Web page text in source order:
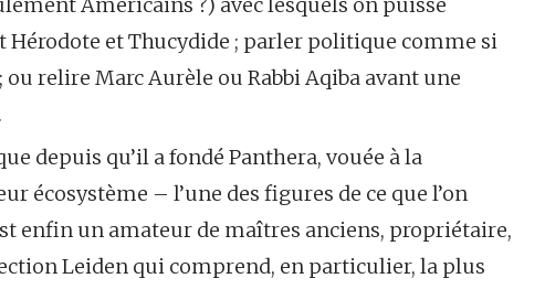
Américains ?) avec lesquels on puisse
Hérodote et Thucydide ; parler politique comme si
relire Marc Aurèle ou Rabbi Aqiba avant une
depuis qu’il a fondé Panthera, vouée à la
écosystème – l’une des figures de ce que l’on
enfin un amateur de maîtres anciens, propriétaire,
Leiden qui comprend, en particulier, la plus